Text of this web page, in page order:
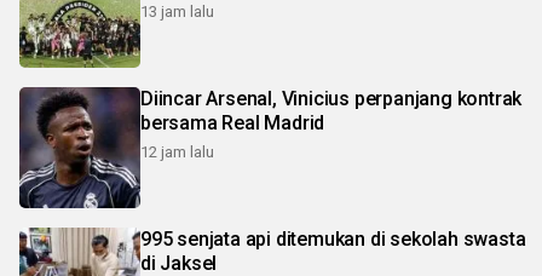
13 jam lalu
Diincar Arsenal, Vinicius perpanjang kontrak
bersama Real Madrid
12 jam lalu
995 senjata api ditemukan di sekolah swasta
di Jaksel